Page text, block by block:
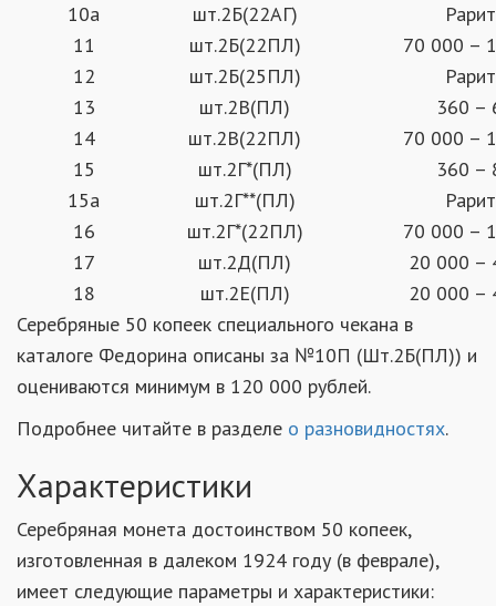
10а
шт.2Б(22АГ)
11
шт.2Б(22ПЛ)
70 000 –
12
шт.2Б(25ПЛ)
13
шт.2В(ПЛ)
360 –
14
шт.2В(22ПЛ)
70 000 –
15
шт.2Г*(ПЛ)
360 –
15а
шт.2Г**(ПЛ)
16
шт.2Г*(22ПЛ)
70 000 –
17
шт.2Д(ПЛ)
20 000 –
18
шт.2Е(ПЛ)
20 000 –
Серебряные 50 копеек специального чекана в
каталоге Федорина описаны за №10П (Шт.2Б(ПЛ)) и
оцениваются минимум в 120 000 рублей.
Подробнее читайте в разделе о разновидностях.
Характеристики
Серебряная монета достоинством 50 копеек,
изготовленная в далеком 1924 году (в феврале),
имеет следующие параметры и характеристики: